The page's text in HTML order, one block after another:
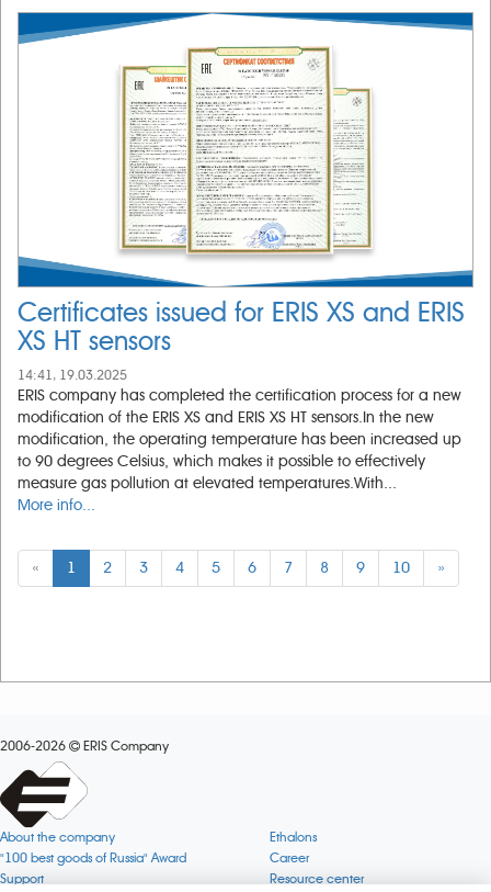
Certificates issued for ERIS XS and ERIS
XS HT sensors
14:41, 19.03.2025
ERIS company has completed the certification process for a new
modification of the ERIS XS and ERIS XS HT sensors.In the new
modification, the operating temperature has been increased up
to 90 degrees Celsius, which makes it possible to effectively
measure gas pollution at elevated temperatures.With...
More info...
« 1 2 3 4 5 6 7 8 9 10 »
2006-2026 ERIS Company
About the company
"100 best goods of Russia" Award
Support
Ethalons
Career
Resource center